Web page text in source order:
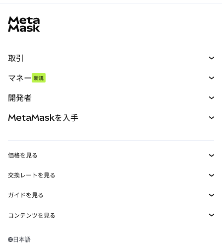
取引
パーペチュアル
RWA
マネー 新規
開発者
MetaMask Connect
Snaps
Web3サービス
MetaMaskを入手
セキュリティ
サポート
キャリア
価格を見る
イーサリアムの価格
Solanaの価格
Tetherの価格
交換レートを見る
ETH→USD
USDT→INR
BTC→INR
ガイドを見る
ETHの購入
コンテンツを見る
Solanaウォレット
日本語